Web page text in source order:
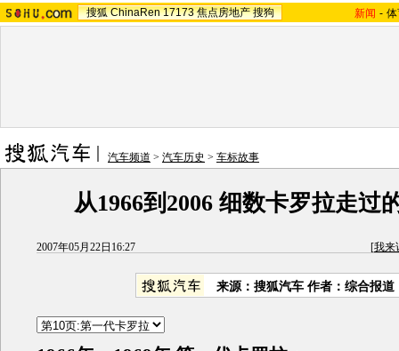
搜狐 ChinaRen 17173 焦点房地产 搜狗 新闻 -
汽车频道 > 汽车历史 > 车标故事
从1966到2006 细数卡罗拉走过
2007年05月22日16:27 [我来
来源：搜狐汽车 作者：综合报道